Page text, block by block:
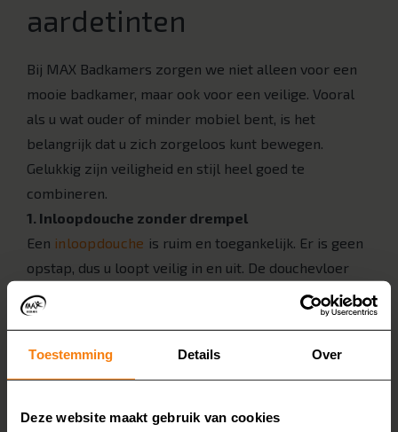
Toestemming Details Over
Deze website maakt gebruik van cookies
aardetinten
Bij MAX Badkamers zorgen we niet alleen voor een
mooie badkamer, maar ook voor een veilige. Vooral
als u wat ouder of minder mobiel bent, is het
belangrijk dat u zich zorgeloos kunt bewegen.
Gelukkig zijn veiligheid en stijl heel goed te
combineren.
1. Inloopdouche zonder drempel
Een inloopdouche is ruim en toegankelijk. Er is geen
opstap, dus u loopt veilig in en uit. De douchevloer
kan worden uitgevoerd in een aardetint, zoals grijs.
Zo vormt het één geheel met de rest van de
2. Instapbad in neutrale kleur
comfortabelinstapbad. Deze zijn er ook in neutrale